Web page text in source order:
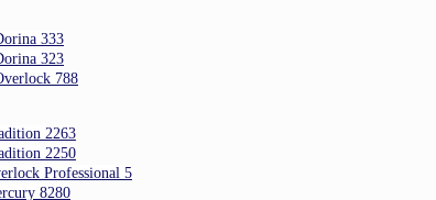
333
323
788
2263
2250
Professional 5
8280